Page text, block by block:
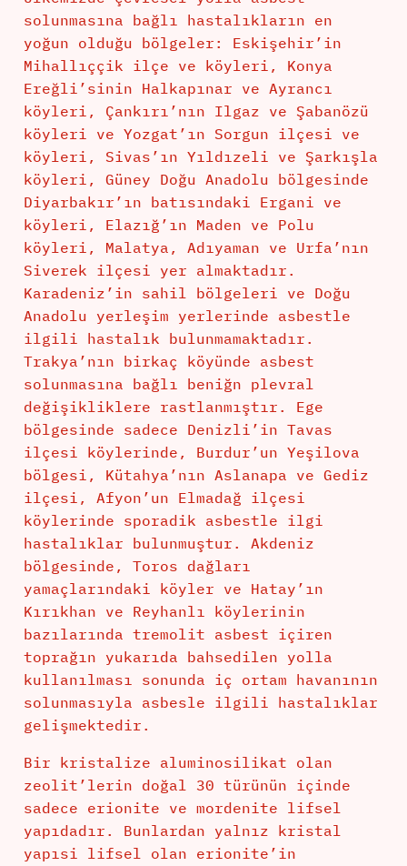
solunmasına bağlı hastalıkların en
yoğun olduğu bölgeler: Eskişehir’in
Mihallıççik ilçe ve köyleri, Konya
Ereğli’sinin Halkapınar ve Ayrancı
köyleri, Çankırı’nın Ilgaz ve Şabanözü
köyleri ve Yozgat’ın Sorgun ilçesi ve
köyleri, Sivas’ın Yıldızeli ve Şarkışla
köyleri, Güney Doğu Anadolu bölgesinde
Diyarbakır’ın batısındaki Ergani ve
köyleri, Elazığ’ın Maden ve Polu
köyleri, Malatya, Adıyaman ve Urfa’nın
Siverek ilçesi yer almaktadır.
Karadeniz’in sahil bölgeleri ve Doğu
Anadolu yerleşim yerlerinde asbestle
ilgili hastalık bulunmamaktadır.
Trakya’nın birkaç köyünde asbest
solunmasına bağlı beniğn plevral
değişikliklere rastlanmıştır. Ege
bölgesinde sadece Denizli’in Tavas
ilçesi köylerinde, Burdur’un Yeşilova
bölgesi, Kütahya’nın Aslanapa ve Gediz
ilçesi, Afyon’un Elmadağ ilçesi
köylerinde sporadik asbestle ilgi
hastalıklar bulunmuştur. Akdeniz
bölgesinde, Toros dağları
yamaçlarındaki köyler ve Hatay’ın
Kırıkhan ve Reyhanlı köylerinin
bazılarında tremolit asbest içiren
toprağın yukarıda bahsedilen yolla
kullanılması sonunda iç ortam havanının
solunmasıyla asbesle ilgili hastalıklar
gelişmektedir.
Bir kristalize aluminosilikat olan
zeolit’lerin doğal 30 türünün içinde
sadece erionite ve mordenite lifsel
yapıdadır. Bunlardan yalnız kristal
yapısi lifsel olan erionite’in